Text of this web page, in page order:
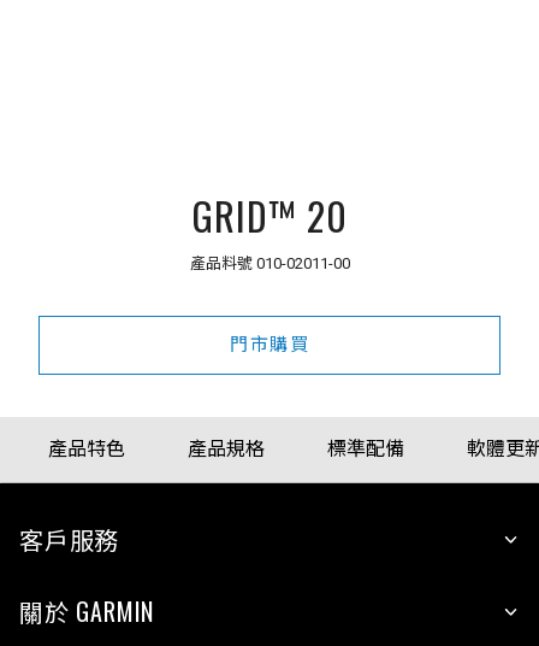
GRID™ 20
產品料號 010-02011-00
門市購買
產品特色 產品規格 標準配備 軟體更
客戶服務
關於 GARMIN